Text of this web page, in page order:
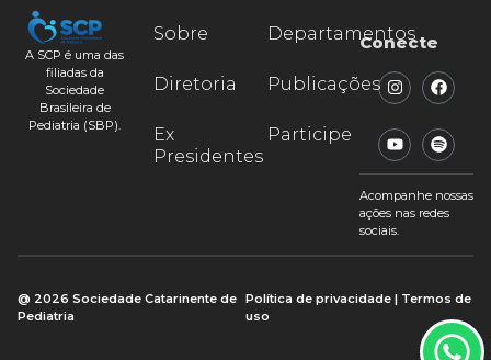
A SCP é uma das
filiadas da
Sociedade
Brasileira de
Pediatria (SBP).
Sobre
Diretoria
Ex
Presidentes
Departamentos
Publicações
Participe
Conecte
Acompanhe nossas
ações nas redes
sociais.
@ 2026 Sociedade Catarinente de
Pediatria
Política de privacidade | Termos de
uso